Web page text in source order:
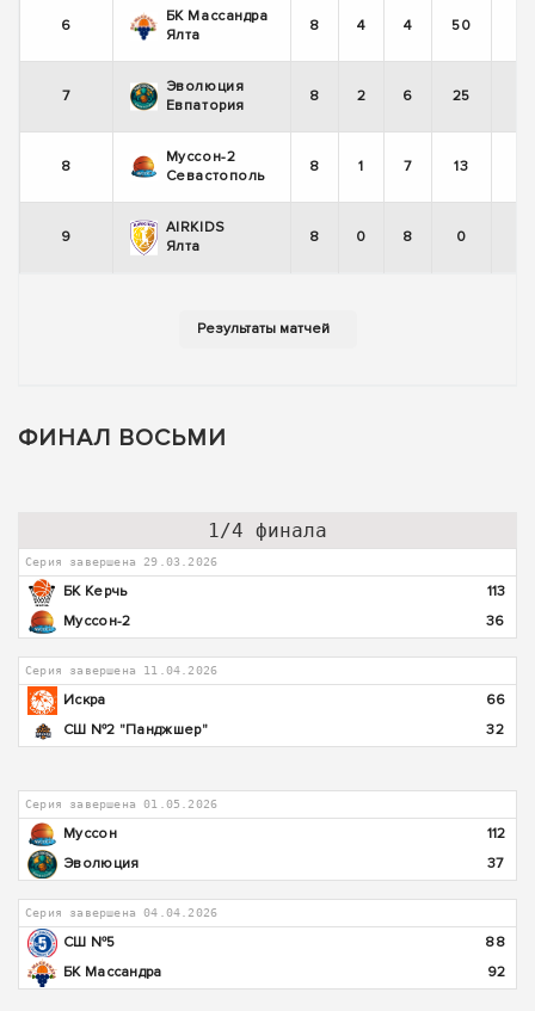
6
БК Массандра
Ялта
8 4 4 50
7
Эволюция
Евпатория
8 2 6 25
8
Муссон-2
Севастополь
8 1 7 13
9
AIRKIDS
Ялта
8 0 8 0
ФИНАЛ ВОСЬМИ
1/4 финала
Серия завершена 29.03.2026
БК Керчь
113
Муссон-2
36
Серия завершена 11.04.2026
Искра
66
СШ №2 "Панджшер"
32
Серия завершена 01.05.2026
Муссон
112
Эволюция
37
Серия завершена 04.04.2026
СШ №5
88
БК Массандра
92